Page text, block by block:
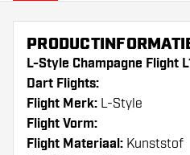
L-Style Champagne Flight
Dart Flights:
Flight Merk: L-Style
Flight Vorm:
Flight Materiaal: Kunststof